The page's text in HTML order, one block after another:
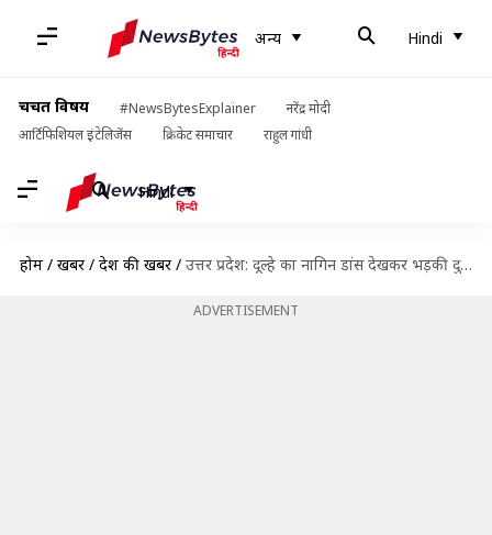
अन्य Hindi
चर्चित विषय #NewsBytesExplainer
नरेंद्र मोदी
आर्टिफिशियल इंटेलिजेंस
क्रिकेट समाचार राहुल गांधी
Hindi
होम / खबरें / देश की खबरें / उत्तर प्रदेश: दूल्हे का नागिन डांस देखकर भड़की दुल्हन, किया शादी से इनकार
ADVERTISEMENT